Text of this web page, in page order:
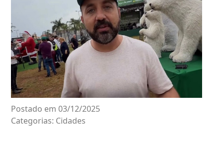
Postado em 03/12/2025
Categorias: Cidades